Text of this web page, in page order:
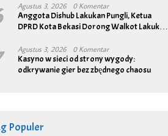
Agustus 3, 2026 0 Komentar
Anggota Dishub Lakukan Pungli, Ketua
DPRD Kota Bekasi Dorong Walkot Lakukan
Agustus 3, 2026 0 Komentar
Kasyno w sieci od strony wygody:
odkrywanie gier bez zbędnego chaosu
Populer